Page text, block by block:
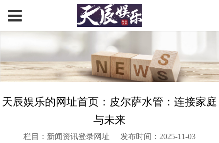
天辰娱乐的网址首页：皮尔萨水管：连接家庭
与未来
栏目：新闻资讯登录网址 发布时间：2025-11-03